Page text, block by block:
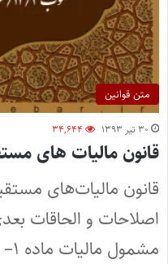
متن قوانین
۳۰ تیر ۱۳۹۳ ۳۴,۶۴۴
قانون مالیات های
اصلاحات و الحاقات
مشمول مالیات ماده ۱– اشخاص زیر مشمول…